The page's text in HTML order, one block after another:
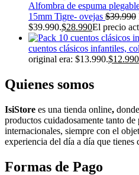
Alfombra de espuma
15mm Tigre- ovejas $39.990
$39.990.$28.990El precio
cuentos clásicos infantiles,
original era: $13.990.$12.990
Quienes somos
IsiStore es una tienda online,
productos cuidadosamente tanto
internacionales, siempre con el
experiencia del día a día que tienes
Formas de Pago